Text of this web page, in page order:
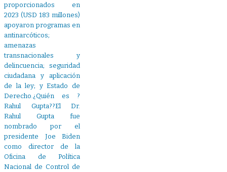
proporcionados en
2023 (USD 183 millones)
apoyaron programas en
antinarcóticos;
amenazas
transnacionales y
delincuencia; seguridad
ciudadana y aplicación
de la ley; y Estado de
Derecho.¿Quién es ?
Rahul Gupta??El Dr.
Rahul Gupta fue
nombrado por el
presidente Joe Biden
como director de la
Oficina de Política
Nacional de Control de